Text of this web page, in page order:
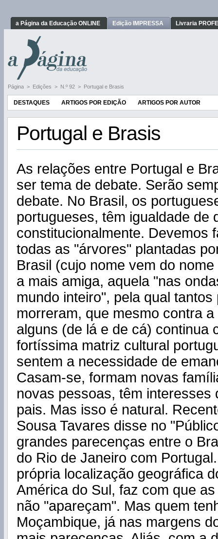
a Página da Educação ONLINE Edição IMPRESSA Livraria
Página > Edições > N.º 92 > Portugal e Brasis
DESTAQUES ARTIGOS POR EDIÇÃO ARTIGOS POR AUTOR
Portugal e Brasis
As relações entre Portugal e
ser tema de debate. Serão
debate. No Brasil, os
portugueses, têm igualdade de
constitucionalmente. Devemos
todas as "árvores" plantadas
Brasil (cujo nome vem do
a mais amiga, aquela "nas
mundo inteiro", pela qual
morreram, que mesmo contra
alguns (de lá e de cá) continua
fortíssima matriz cultural
sentem a necessidade de
Casam-se, formam novas
novas pessoas, têm interesses
pais. Mas isso é natural.
Sousa Tavares disse no
grandes parecenças entre o
do Rio de Janeiro com
própria localização geográfica
América do Sul, faz com que
não "apareçam". Mas quem
Moçambique, já nas margens